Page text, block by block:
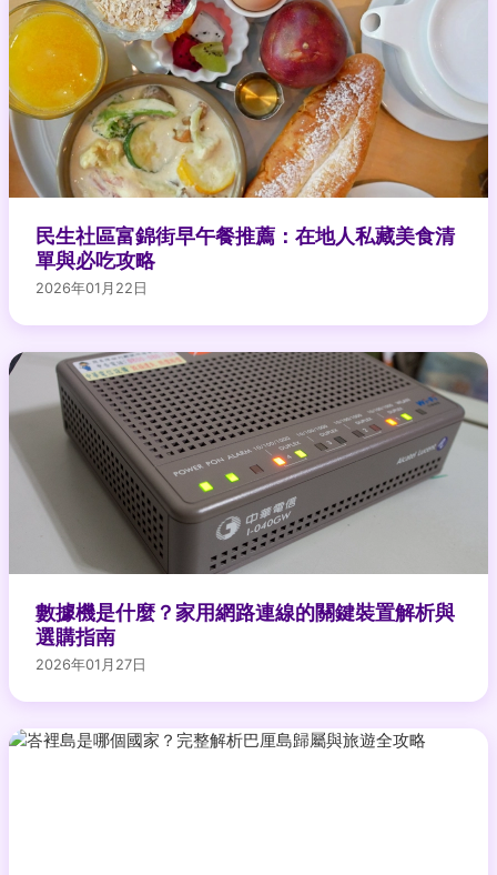
民生社區富錦街早午餐推薦：在地人私藏美食清
單與必吃攻略
2026年01月22日
數據機是什麼？家用網路連線的關鍵裝置解析與
選購指南
2026年01月27日